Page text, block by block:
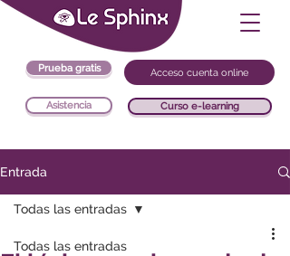
Prueba gratis
Asistencia
Acceso cuenta online
Curso e-learning
Entrada
Todas las entradas
Todas las entradas